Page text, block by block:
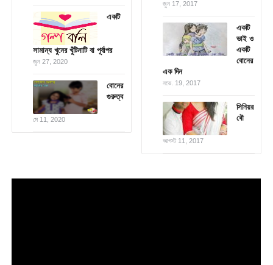
একটি
সামান্য খুনের খুঁটিনাটি বা পূর্বাপর
জুন 27, 2020
বোনের
গুরুত্ব
মে 11, 2020
জুন 17, 2017
একটি
ভাই ও
একটি
বোনের
এক দিন
নভে. 19, 2017
সিনিয়র
বৌ
আগস্ট 11, 2017